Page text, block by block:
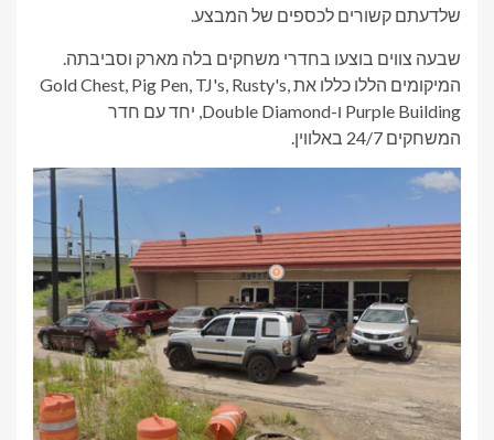
שלדעתם קשורים לכספים של המבצע.
שבעה צווים בוצעו בחדרי משחקים בלה מארק וסביבתה.
המיקומים הללו כללו את Gold Chest, Pig Pen, TJ's, Rusty's,
Purple Building ו-Double Diamond, יחד עם חדר
המשחקים 24/7 באלווין.